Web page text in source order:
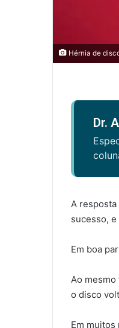
Hérnia de
Dr.
A
sucesso,
Em boa
Ao
o disco
Em